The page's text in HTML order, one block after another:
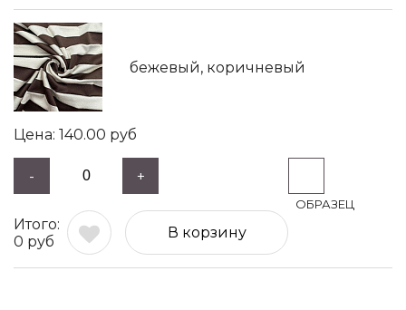
бежевый, коричневый
140.00 руб
- +
0 руб
В корзину